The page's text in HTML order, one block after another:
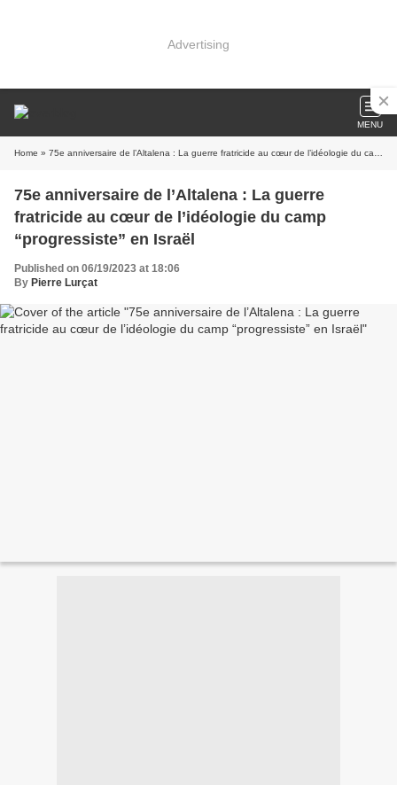
Advertising
MENU
Home » 75e anniversaire de l’Altalena : La guerre fratricide au cœur de l’idéologie du camp “progressiste” en Israël
75e anniversaire de l’Altalena : La guerre
fratricide au cœur de l’idéologie du camp
“progressiste” en Israël
Published on 06/19/2023 at 18:06
By Pierre Lurçat